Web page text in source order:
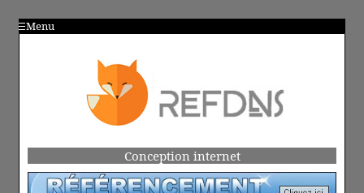
Menu
Conception internet